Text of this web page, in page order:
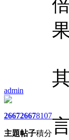
admin
2667
主題
2667
帖子
8107
積分